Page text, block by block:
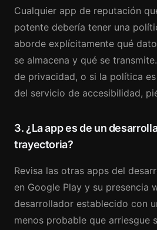
Cualquier app de reputación
potente debería tener una
aborde explícitamente qué
se almacena y qué se
de privacidad, o si la política
del servicio de accesibilidad,
3. ¿La app es de un
trayectoria?
Revisa las otras apps del
en Google Play y su presencia
desarrollador establecido con
menos probable que arriesgue